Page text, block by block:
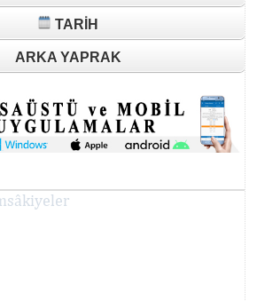
TARIH
ARKA YAPRAK